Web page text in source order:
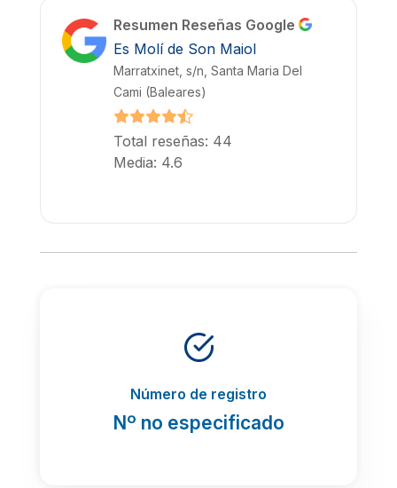
Resumen Reseñas Google
Es Molí de Son Maiol
Marratxinet, s/n, Santa Maria Del
Cami (Baleares)
Total reseñas: 44
Media: 4.6
Número de registro
Nº no especificado